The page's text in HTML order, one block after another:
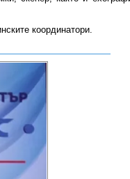
координатори.